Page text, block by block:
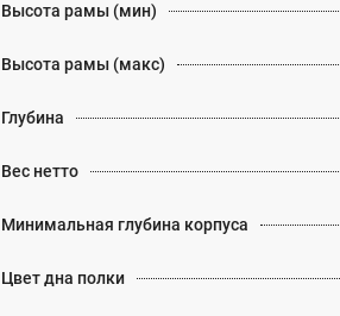
Высота рамы (мин)
Высота рамы (макс)
Глубина
Вес нетто
Минимальная глубина корпуса
Цвет дна полки